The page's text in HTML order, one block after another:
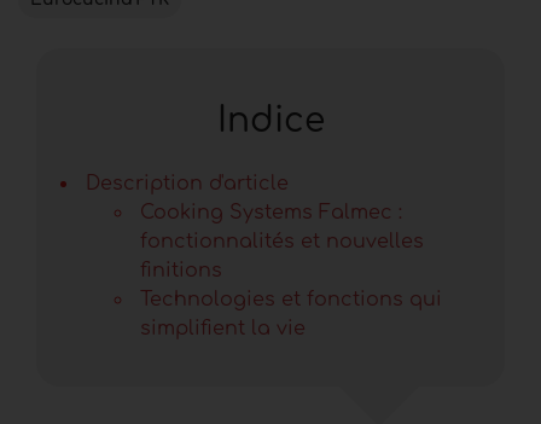
Indice
Description d'article
Cooking Systems Falmec :
fonctionnalités et nouvelles
finitions
Technologies et fonctions qui
simplifient la vie